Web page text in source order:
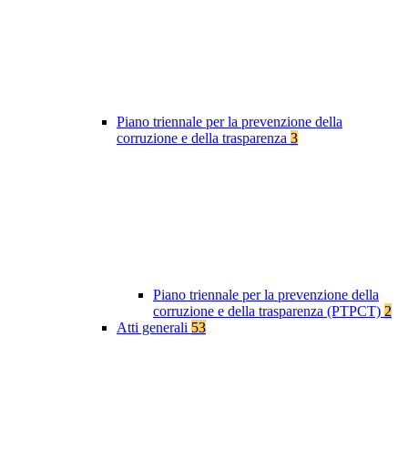
Piano triennale per la prevenzione della
corruzione e della trasparenza 3
Piano triennale per la prevenzione della
corruzione e della trasparenza (PTPCT) 2
Atti generali 53